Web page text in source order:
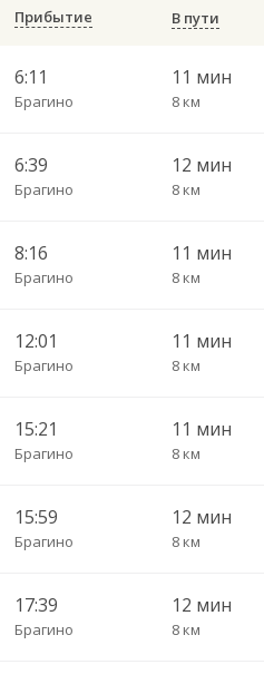
Прибытие В пути
6:11
Брагино
11 мин
8 км
6:39
Брагино
12 мин
8 км
8:16
Брагино
11 мин
8 км
12:01
Брагино
11 мин
8 км
15:21
Брагино
11 мин
8 км
15:59
Брагино
12 мин
8 км
17:39
Брагино
12 мин
8 км